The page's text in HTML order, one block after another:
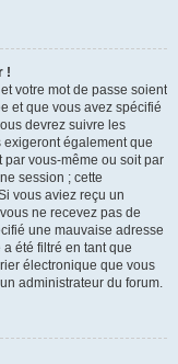
!
votre mot de passe soient
et que vous avez spécifié
devrez suivre les
également que
par vous-même ou soit par
session ; cette
vous aviez reçu un
ne recevez pas de
une mauvaise adresse
été filtré en tant que
électronique que vous
administrateur du forum.